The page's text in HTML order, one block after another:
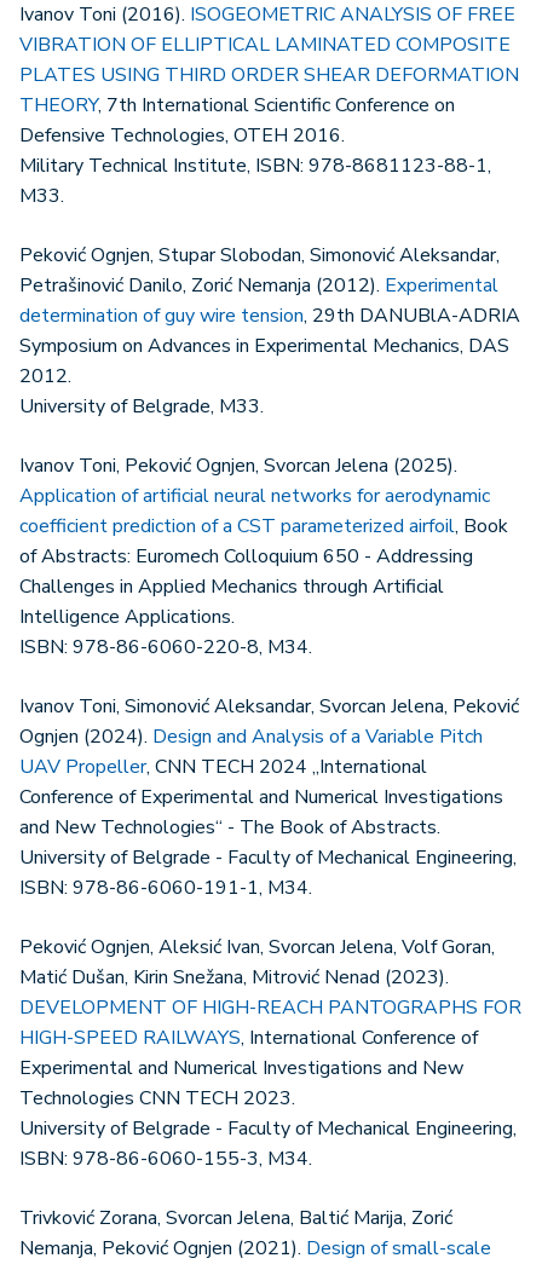
Ivanov Toni (2016). ISOGEOMETRIC ANALYSIS OF FREE
VIBRATION OF ELLIPTICAL LAMINATED COMPOSITE
PLATES USING THIRD ORDER SHEAR DEFORMATION
THEORY, 7th International Scientific Conference on
Defensive Technologies, OTEH 2016.
Military Technical Institute, ISBN: 978-8681123-88-1,
M33.
Peković Ognjen, Stupar Slobodan, Simonović Aleksandar,
Petrašinović Danilo, Zorić Nemanja (2012). Experimental
determination of guy wire tension, 29th DANUBlA-ADRIA
Symposium on Advances in Experimental Mechanics, DAS
2012.
University of Belgrade, M33.
Ivanov Toni, Peković Ognjen, Svorcan Jelena (2025).
Application of artificial neural networks for aerodynamic
coefficient prediction of a CST parameterized airfoil, Book
of Abstracts: Euromech Colloquium 650 - Addressing
Challenges in Applied Mechanics through Artificial
Intelligence Applications.
ISBN: 978-86-6060-220-8, M34.
Ivanov Toni, Simonović Aleksandar, Svorcan Jelena, Peković
Ognjen (2024). Design and Analysis of a Variable Pitch
UAV Propeller, CNN TECH 2024 „International
Conference of Experimental and Numerical Investigations
and New Technologies“ - The Book of Abstracts.
University of Belgrade - Faculty of Mechanical Engineering,
ISBN: 978-86-6060-191-1, M34.
Peković Ognjen, Aleksić Ivan, Svorcan Jelena, Volf Goran,
Matić Dušan, Kirin Snežana, Mitrović Nenad (2023).
DEVELOPMENT OF HIGH-REACH PANTOGRAPHS FOR
HIGH-SPEED RAILWAYS, International Conference of
Experimental and Numerical Investigations and New
Technologies CNN TECH 2023.
University of Belgrade - Faculty of Mechanical Engineering,
ISBN: 978-86-6060-155-3, M34.
Trivković Zorana, Svorcan Jelena, Baltić Marija, Zorić
Nemanja, Peković Ognjen (2021). Design of small-scale